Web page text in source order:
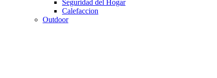
Seguridad del Hogar
Calefaccion
Outdoor